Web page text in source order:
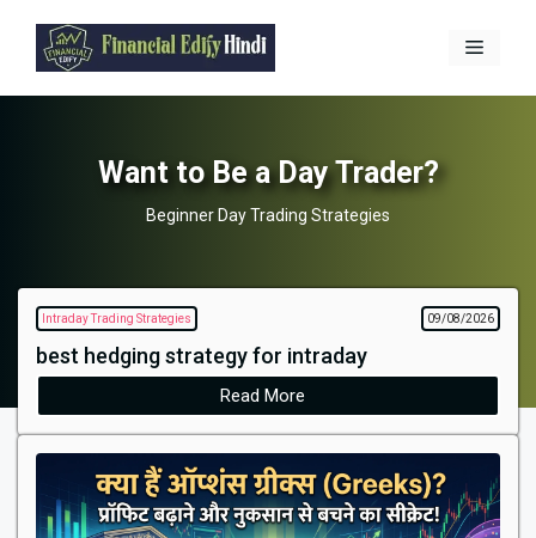
content
Menu
Want to Be a Day Trader?
Beginner Day Trading Strategies
Intraday Trading Strategies 09/08/2026
best hedging strategy for intraday
Read More